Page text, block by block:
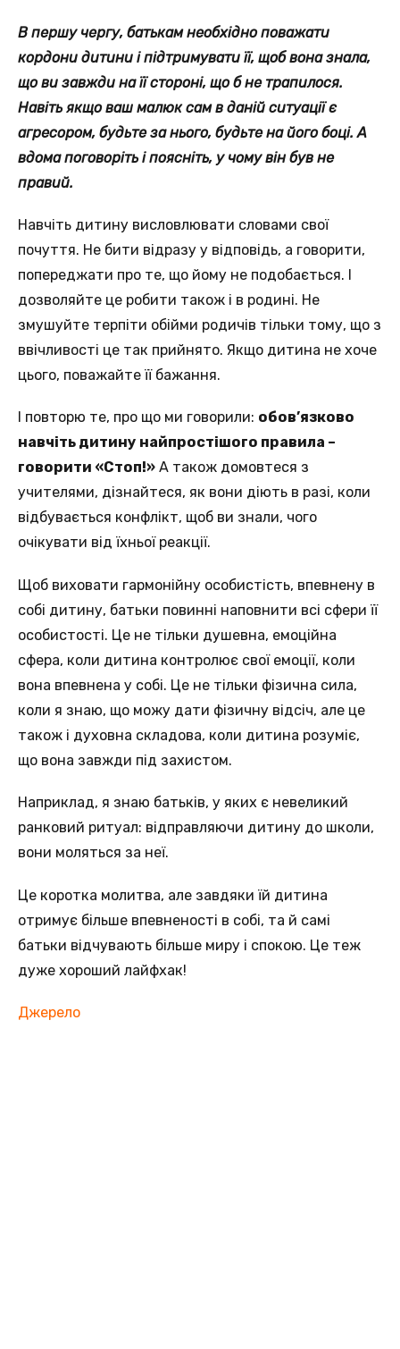
В першу чергу, батькам необхідно поважати
кордони дитини і підтримувати її, щоб вона знала,
що ви завжди на її стороні, що б не трапилося.
Навіть якщо ваш малюк сам в даній ситуації є
агресором, будьте за нього, будьте на його боці. А
вдома поговоріть і поясніть, у чому він був не
правий.
Навчіть дитину висловлювати словами свої
почуття. Не бити відразу у відповідь, а говорити,
попереджати про те, що йому не подобається. І
дозволяйте це робити також і в родині. Не
змушуйте терпіти обійми родичів тільки тому, що з
ввічливості це так прийнято. Якщо дитина не хоче
цього, поважайте її бажання.
І повторю те, про що ми говорили: обов’язково
навчіть дитину найпростішого правила –
говорити «Стоп!» А також домовтеся з
учителями, дізнайтеся, як вони діють в разі, коли
відбувається конфлікт, щоб ви знали, чого
очікувати від їхньої реакції.
Щоб виховати гармонійну особистість, впевнену в
собі дитину, батьки повинні наповнити всі сфери її
особистості. Це не тільки душевна, емоційна
сфера, коли дитина контролює свої емоції, коли
вона впевнена у собі. Це не тільки фізична сила,
коли я знаю, що можу дати фізичну відсіч, але це
також і духовна складова, коли дитина розуміє,
що вона завжди під захистом.
Наприклад, я знаю батьків, у яких є невеликий
ранковий ритуал: відправляючи дитину до школи,
вони моляться за неї.
Це коротка молитва, але завдяки їй дитина
отримує більше впевненості в собі, та й самі
батьки відчувають більше миру і спокою. Це теж
дуже хороший лайфхак!
Джерело